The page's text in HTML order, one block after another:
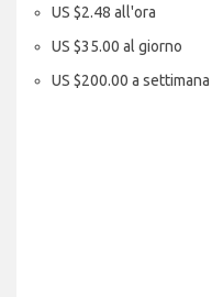
US $2.48 all'ora
US $35.00 al giorno
US $200.00 a settimana